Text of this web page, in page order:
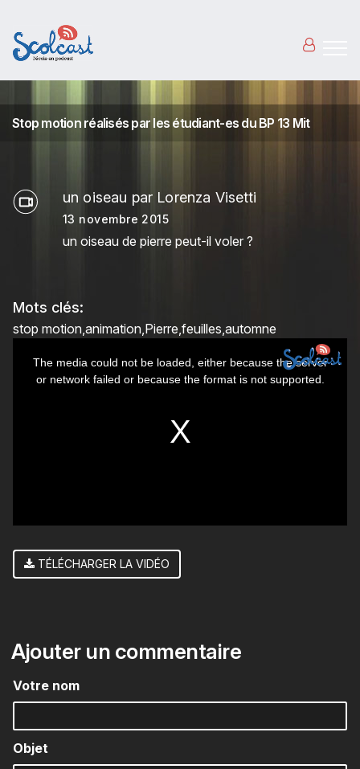
Stop motion réalisés par les étudiant-es du BP 13 Mit
un oiseau par Lorenza Visetti
13 novembre 2015
un oiseau de pierre peut-il voler ?
Mots clés:
stop motion animation Pierre feuilles automne
The media could not be loaded, either because the server
or network failed or because the format is not supported.
TÉLÉCHARGER LA VIDÉO
Ajouter un commentaire
Votre nom
Objet